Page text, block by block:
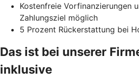
Kostenfreie Vorfinanzierungen
Zahlungsziel möglich
5 Prozent Rückerstattung bei
Das ist bei unserer
inklusive